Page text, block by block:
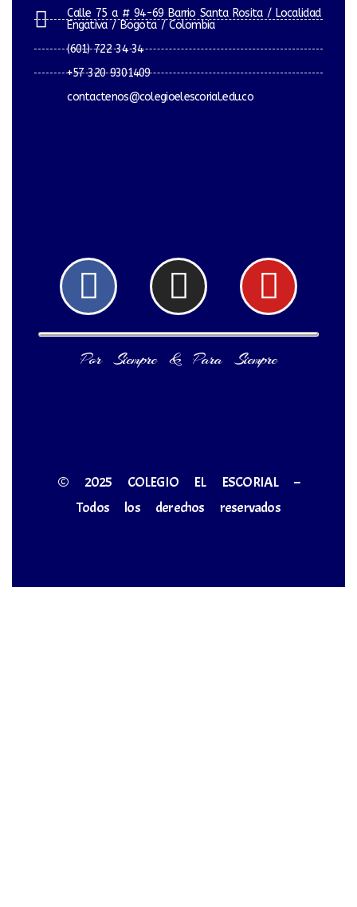
Calle 75 a # 94-69 Barrio Santa Rosita / Localidad
Engativa / Bogota / Colombia
(601) 722 34 34
+57 320 9301409
contactenos@colegioelescorial.edu.co
FacebookInstagram
Por Siempre & Para Siempre
© 2025 COLEGIO EL ESCORIAL –
Todos los derechos reservados